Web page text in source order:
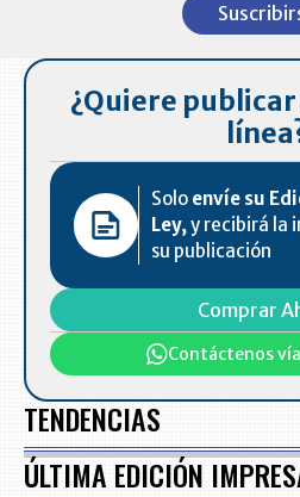
¿Quiere
Solo envíe su
Ley,y recibirá la
su publicación
Comprar
Contáctenos
TENDENCIAS
ÚLTIMA EDICIÓN